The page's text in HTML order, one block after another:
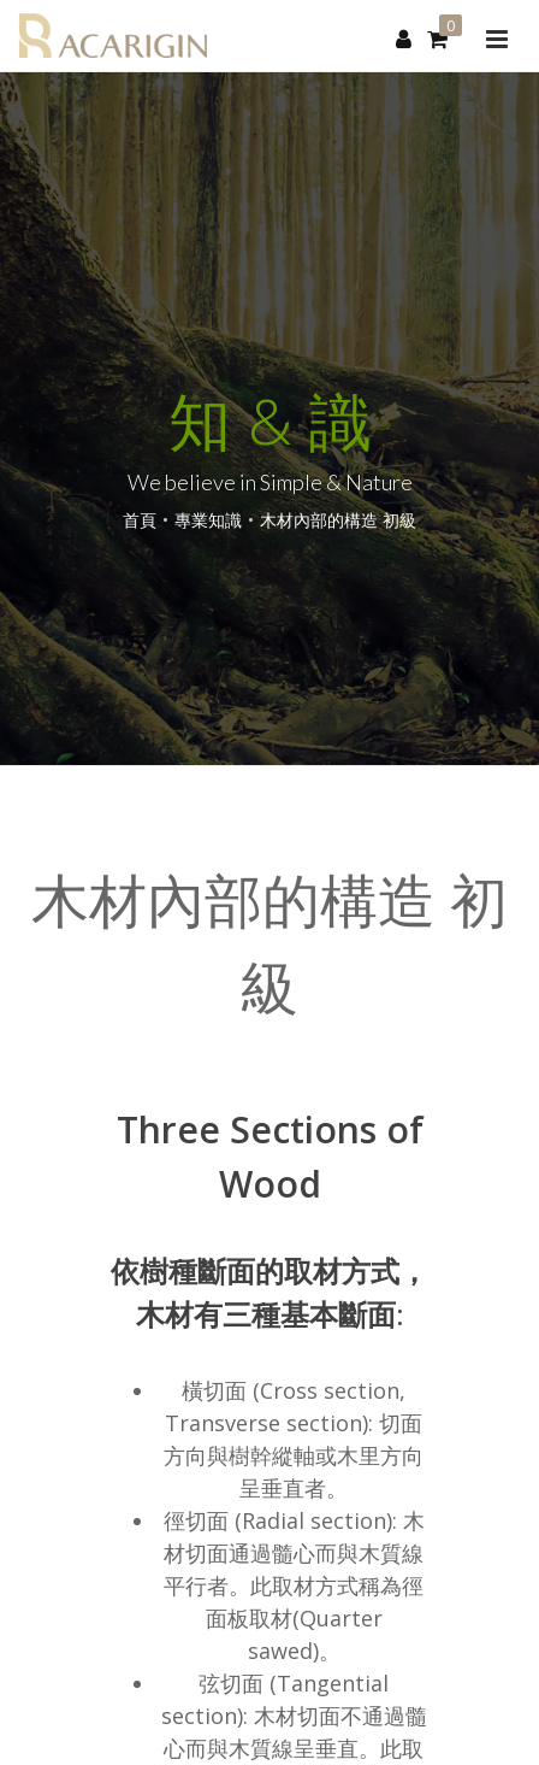
0
知 & 識
We believe in Simple & Nature
首頁 專業知識 木材內部的構造 初級
木材內部的構造 初
級
Three Sections of
Wood
依樹種斷面的取材方式，
木材有三種基本斷面:
橫切面 (Cross section,
Transverse section): 切面
方向與樹幹縱軸或木里方向
呈垂直者。
徑切面 (Radial section): 木
材切面通過髓心而與木質線
平行者。此取材方式稱為徑
面板取材(Quarter
sawed)。
弦切面 (Tangential
section): 木材切面不通過髓
心而與木質線呈垂直。此取